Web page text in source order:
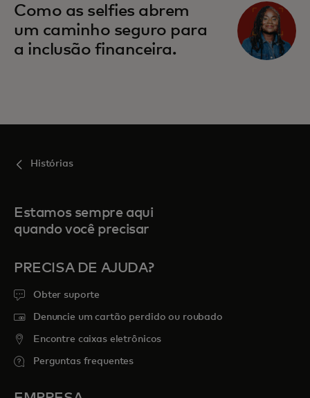
Como as selfies abrem
um caminho seguro para
a inclusão financeira.
Histórias
Estamos sempre aqui
quando você precisar
PRECISA DE AJUDA?
Obter suporte
Denuncie um cartão perdido ou roubado
Encontre caixas eletrônicos
Perguntas frequentes